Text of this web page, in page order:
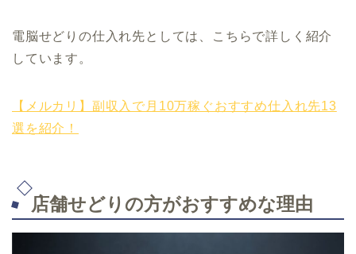
電脳せどりの仕入れ先としては、こちらで詳しく紹介
しています。
【メルカリ】副収入で月10万稼ぐおすすめ仕入れ先13
選を紹介！
店舗せどりの方がおすすめな理由